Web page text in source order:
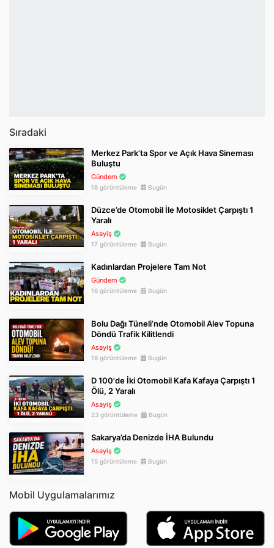
Sıradaki
Merkez Park’ta Spor ve Açık Hava Sineması
Buluştu
Gündem
18 görüntüleme Bugün
Düzce’de Otomobil İle Motosiklet Çarpıştı 1
Yaralı
Asayiş
17 görüntüleme Bugün
Kadınlardan Projelere Tam Not
Gündem
16 görüntüleme Bugün
Bolu Dağı Tüneli’nde Otomobil Alev Topuna
Döndü Trafik Kilitlendi
Asayiş
18 görüntüleme Bugün
D 100'de İki Otomobil Kafa Kafaya Çarpıştı 1
Ölü, 2 Yaralı
Asayiş
23 görüntüleme Bugün
Sakarya’da Denizde İHA Bulundu
Asayiş
15 görüntüleme Bugün
Mobil Uygulamalarımız